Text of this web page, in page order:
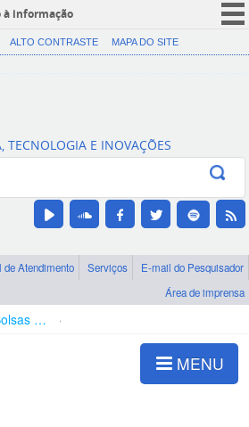
à informação
CORONAVÍRUS (COVID-19)
Canais
ALTO CONTRASTE MAPA DO SITE
TECNOLOGIA E INOVAÇÕES
de Atendimento Serviços
E-mail do Pesquisador
Área de imprensa
Bolsas e Auxílios Vigentes
MENU